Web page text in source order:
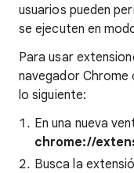
usuarios pueden
se ejecuten en
Para usar
navegador Chrome
lo siguiente:
En una nueva
chrome://
Busca la